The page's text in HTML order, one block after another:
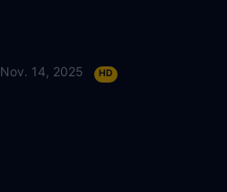
Nov. 14, 2025 HD